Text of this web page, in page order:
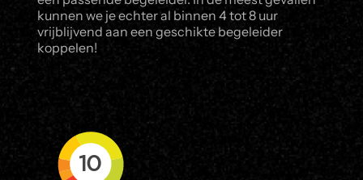
kunnen we je echter al binnen 4 tot 8 uur
vrijblijvend aan een geschikte begeleider
koppelen!